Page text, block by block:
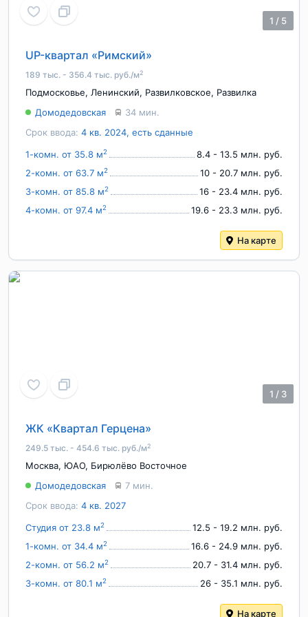
1 / 5
UP-квартал «Римский»
189 тыс. - 356.4 тыс. руб./м2
Подмосковье, Ленинский, Развилковское, Развилка
Срок ввода: 4 кв. 2024, есть сданные
Домодедовская 34 мин.
1-комн. от 35.8 м2
8.4 - 13.5 млн. руб.
2-комн. от 63.7 м2
10 - 20.7 млн. руб.
3-комн. от 85.8 м2
16 - 23.4 млн. руб.
4-комн. от 97.4 м2 19.6 - 23.3 млн. руб.
На карте
1 / 3
ЖК «Квартал Герцена»
249.5 тыс. - 454.6 тыс. руб./м2
Москва, ЮАО, Бирюлёво Восточное
Срок ввода: 4 кв. 2027
Домодедовская 7 мин.
Студия от 23.8 м2
12.5 - 19.2 млн. руб.
1-комн. от 34.4 м2
16.6 - 24.9 млн. руб.
2-комн. от 56.2 м2
20.7 - 31.4 млн. руб.
3-комн. от 80.1 м2 26 - 35.1 млн. руб.
На карте